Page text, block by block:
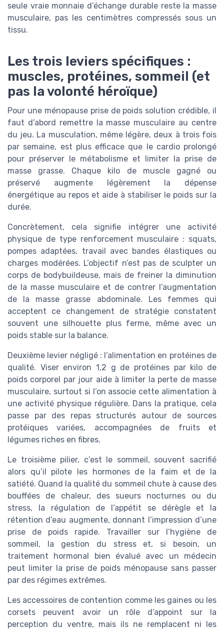
seule vraie monnaie d’échange durable reste la masse
musculaire, pas les centimètres compressés sous un
tissu.
Les trois leviers spécifiques :
muscles, protéines, sommeil (et
pas la volonté héroïque)
Pour une ménopause prise de poids solution crédible, il
faut d’abord remettre la masse musculaire au centre
du jeu. La musculation, même légère, deux à trois fois
par semaine, est plus efficace que le cardio prolongé
pour préserver le métabolisme et limiter la prise de
masse grasse. Chaque kilo de muscle gagné ou
préservé augmente légèrement la dépense
énergétique au repos et aide à stabiliser le poids sur la
durée.
Concrètement, cela signifie intégrer une activité
physique de type renforcement musculaire : squats,
pompes adaptées, travail avec bandes élastiques ou
charges modérées. L’objectif n’est pas de sculpter un
corps de bodybuildeuse, mais de freiner la diminution
de la masse musculaire et de contrer l’augmentation
de la masse grasse abdominale. Les femmes qui
acceptent ce changement de stratégie constatent
souvent une silhouette plus ferme, même avec un
poids stable sur la balance.
Deuxième levier négligé : l’alimentation en protéines de
qualité. Viser environ 1,2 g de protéines par kilo de
poids corporel par jour aide à limiter la perte de masse
musculaire, surtout si l’on associe cette alimentation à
une activité physique régulière. Dans la pratique, cela
passe par des repas structurés autour de sources
protéiques variées, accompagnées de fruits et
légumes riches en fibres.
Le troisième pilier, c’est le sommeil, souvent sacrifié
alors qu’il pilote les hormones de la faim et de la
satiété. Quand la qualité du sommeil chute à cause des
bouffées de chaleur, des sueurs nocturnes ou du
stress, la régulation de l’appétit se dérègle et la
rétention d’eau augmente, donnant l’impression d’une
prise de poids rapide. Travailler sur l’hygiène de
sommeil, la gestion du stress et, si besoin, un
traitement hormonal bien évalué avec un médecin
peut limiter la prise de poids ménopause sans passer
par des régimes extrêmes.
Les accessoires de contention comme les gaines ou les
corsets peuvent avoir un rôle d’appoint sur la
perception du ventre, mais ils ne remplacent ni les